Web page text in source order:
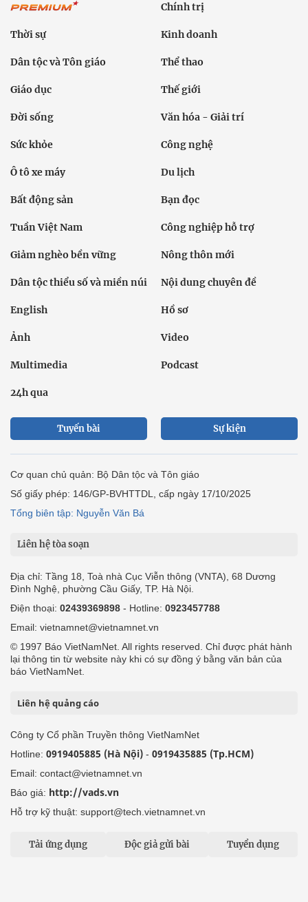
Chính trị
Thời sự Kinh doanh
Dân tộc và Tôn giáo Thể thao
Giáo dục Thế giới
Đời sống Văn hóa - Giải trí
Sức khỏe Công nghệ
Ô tô xe máy Du lịch
Bất động sản Bạn đọc
Tuần Việt Nam Công nghiệp hỗ trợ
Giảm nghèo bền vững Nông thôn mới
Dân tộc thiểu số và miền núi Nội dung chuyên đề
English Hồ sơ
Ảnh Video
Multimedia Podcast
24h qua
Tuyến bài Sự kiện
Cơ quan chủ quản: Bộ Dân tộc và Tôn giáo
Số giấy phép: 146/GP-BVHTTDL, cấp ngày 17/10/2025
Tổng biên tập: Nguyễn Văn Bá
Liên hệ tòa soạn
Địa chỉ: Tầng 18, Toà nhà Cục Viễn thông (VNTA), 68 Dương
Đình Nghệ, phường Cầu Giấy, TP. Hà Nội.
Điện thoại: 02439369898 - Hotline: 0923457788
Email: vietnamnet@vietnamnet.vn
© 1997 Báo VietNamNet. All rights reserved. Chỉ được phát hành
lại thông tin từ website này khi có sự đồng ý bằng văn bản của
báo VietNamNet.
Liên hệ quảng cáo
Công ty Cổ phần Truyền thông VietNamNet
Hotline: 0919405885 (Hà Nội) - 0919435885 (Tp.HCM)
Email: contact@vietnamnet.vn
Báo giá: http://vads.vn
Hỗ trợ kỹ thuật: support@tech.vietnamnet.vn
Tải ứng dụng Độc giả gửi bài Tuyển dụng